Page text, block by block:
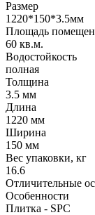
Размер
1220*150*3.5мм
Площадь
60 кв.м.
Водостойкость
полная
Толщина
3.5 мм
Длина
1220 мм
Ширина
150 мм
Вес упаковки, кг
16.6
Отличительные
Особенности
Плитка - SPC